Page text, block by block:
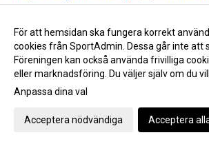
Vi firar lite extra på söndag, då vi har en tidig liten
mot Smedby
Landslagets Fotbollsskola och VM-premiär!
VIF Akademi vann derbyt mot FBSK
Bernt Lindgren har lämnat jordelivet
För att hemsidan ska fungera korrekt
cookies från SportAdmin. Dessa går inte att
Föreningen kan också använda frivilliga
eller marknadsföring. Du väljer själv om du
Anpassa dina val
Acceptera nödvändiga Acceptera